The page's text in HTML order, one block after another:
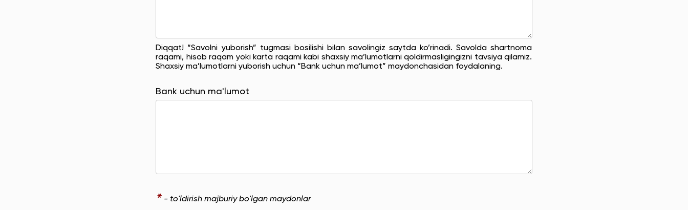
Diqqat! “Savolni yuborish” tugmasi bosilishi bilan savolingiz saytda ko’rinadi. Savolda shartnoma
raqami, hisob raqam yoki karta raqami kabi shaxsiy ma’lumotlarni qoldirmasligingizni tavsiya qilamiz.
Shaxsiy ma’lumotlarni yuborish uchun “Bank uchun ma’lumot” maydonchasidan foydalaning.
Bank uchun ma'lumot
* - to'ldirish majburiy bo'lgan maydonlar